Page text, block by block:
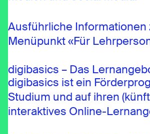
Ausführliche Informationen
Menüpunkt «Für
digibasics – Das
digibasics ist ein
Studium und auf ihren
interaktives Online-